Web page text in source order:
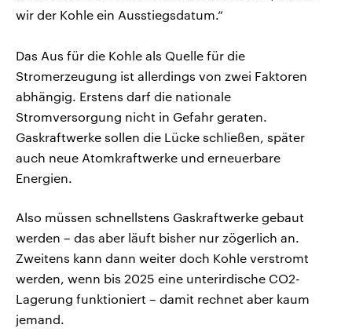
wir der Kohle ein Ausstiegsdatum.“
Das Aus für die Kohle als Quelle für die
Stromerzeugung ist allerdings von zwei Faktoren
abhängig. Erstens darf die nationale
Stromversorgung nicht in Gefahr geraten.
Gaskraftwerke sollen die Lücke schließen, später
auch neue Atomkraftwerke und erneuerbare
Energien.
Also müssen schnellstens Gaskraftwerke gebaut
werden – das aber läuft bisher nur zögerlich an.
Zweitens kann dann weiter doch Kohle verstromt
werden, wenn bis 2025 eine unterirdische CO2-
Lagerung funktioniert – damit rechnet aber kaum
jemand.